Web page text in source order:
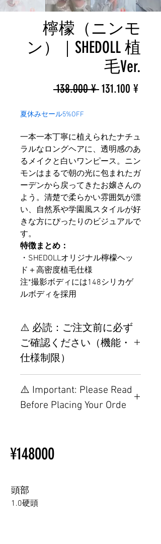
檸檬（ニンモ
ン）｜SHEDOLL 植
毛Ver.
138.000 ¥ 一
格
131.100 ¥促
格
夏休みセール5%OFF
一本一本丁寧に植えられたナチュ
ラルなロングヘアに、透明感のあ
るメイクと白いワンピース。ニン
モンはまるで朝の光に包まれたガ
ーデンから戻ってきたお嬢さんの
よう。清楚で柔らかい雰囲気が漂
い、自然系や学園風スタイルが好
きな方にぴったりのビジュアルで
す。
特徴まとめ：
・SHEDOLLオリジナル檸檬ヘッ
ド＋高密度植毛仕様
注*撮影ボディには148シリカゲ
ルボディを採用
⚠️ 必読：ご注文前に必ず
ご確認ください（機能・
仕様制限）
置制限について
その他の配置はTPEに関連し
ラブドール購入前に知ってお
⚠️ Important: Please Read
Before Placing Your Orde
Ordering
Other configurations are related
Beginner’s Purchase Guide
¥148000
頭部
1.0硬頭